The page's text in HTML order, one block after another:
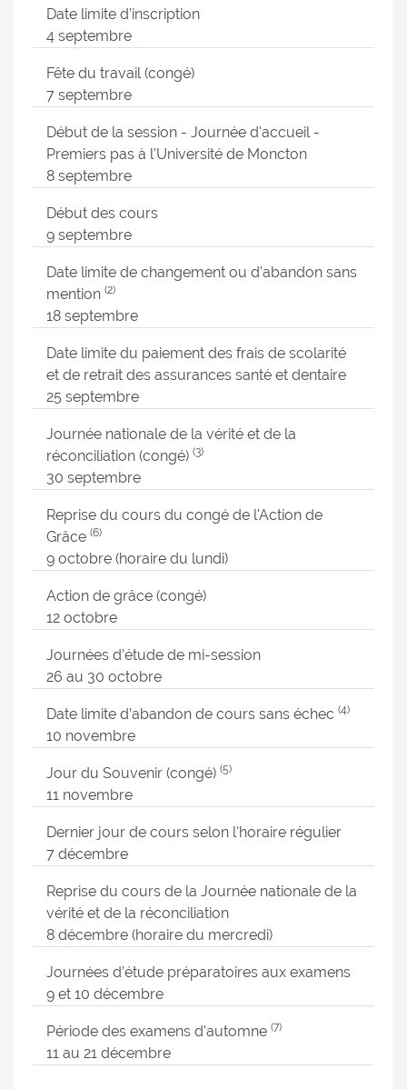
Date limite d’inscription
4 septembre
Fête du travail (congé)
7 septembre
Début de la session - Journée d'accueil -
Premiers pas à l'Université de Moncton
8 septembre
Début des cours
9 septembre
Date limite de changement ou d’abandon sans
mention (2)
18 septembre
Date limite du paiement des frais de scolarité
et de retrait des assurances santé et dentaire
25 septembre
Journée nationale de la vérité et de la
réconciliation (congé) (3)
30 septembre
Reprise du cours du congé de l'Action de
Grâce (6)
9 octobre (horaire du lundi)
Action de grâce (congé)
12 octobre
Journées d’étude de mi-session
26 au 30 octobre
Date limite d’abandon de cours sans échec (4)
10 novembre
Jour du Souvenir (congé) (5)
11 novembre
Dernier jour de cours selon l'horaire régulier
7 décembre
Reprise du cours de la Journée nationale de la
vérité et de la réconciliation
8 décembre (horaire du mercredi)
Journées d’étude préparatoires aux examens
9 et 10 décembre
Période des examens d'automne (7)
11 au 21 décembre